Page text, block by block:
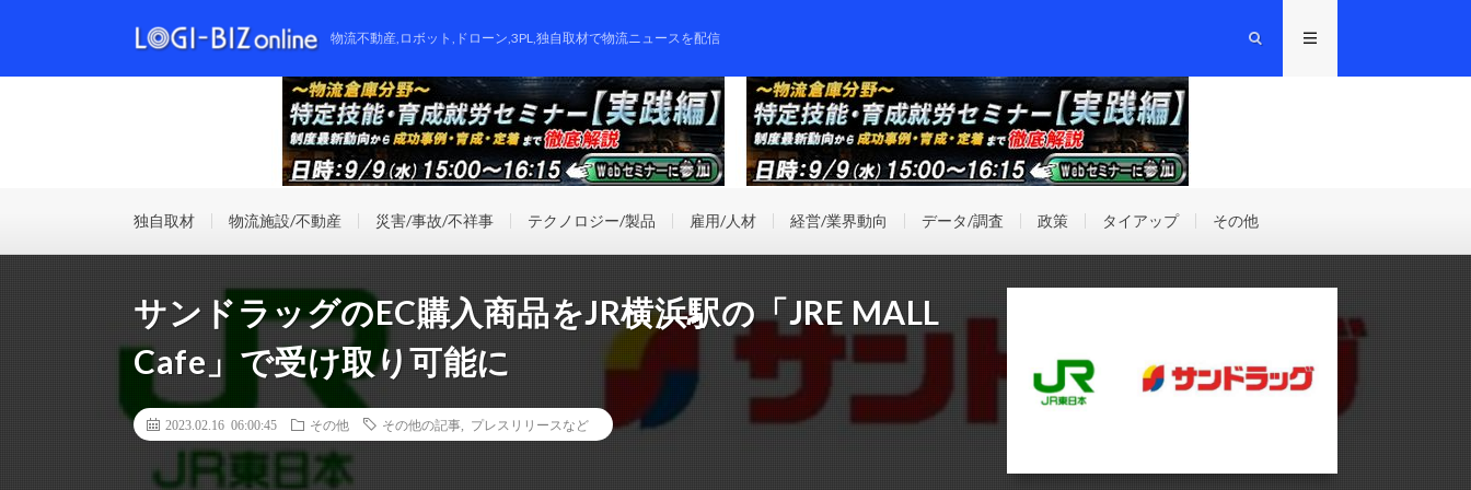
物流不動産,ロボット,ドローン,3PL,独自取材で物流ニュースを配信
独自取材 物流施設/不動産 災害/事故/不祥事 テクノロジー/製品 雇用/人材 経営/業界動向 データ/調査 政策 タイアップ その他
サンドラッグのEC購入商品をJR横浜駅の「JRE MALL
Cafe」で受け取り可能に
2023.02.16 06:00:45 その他 その他の記事 プレスリリースなど